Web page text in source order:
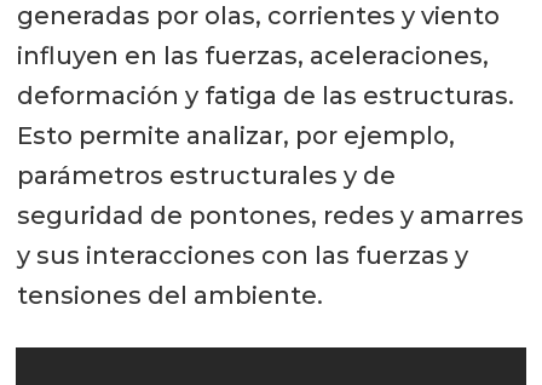
generadas por olas, corrientes y viento
influyen en las fuerzas, aceleraciones,
deformación y fatiga de las estructuras.
Esto permite analizar, por ejemplo,
parámetros estructurales y de
seguridad de pontones, redes y amarres
y sus interacciones con las fuerzas y
tensiones del ambiente.